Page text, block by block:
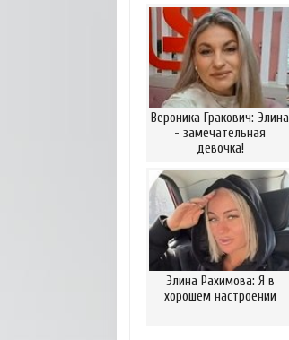
Вероника Гракович: Элина
- замечательная
девочка!
Элина Рахимова: Я в
хорошем настроении